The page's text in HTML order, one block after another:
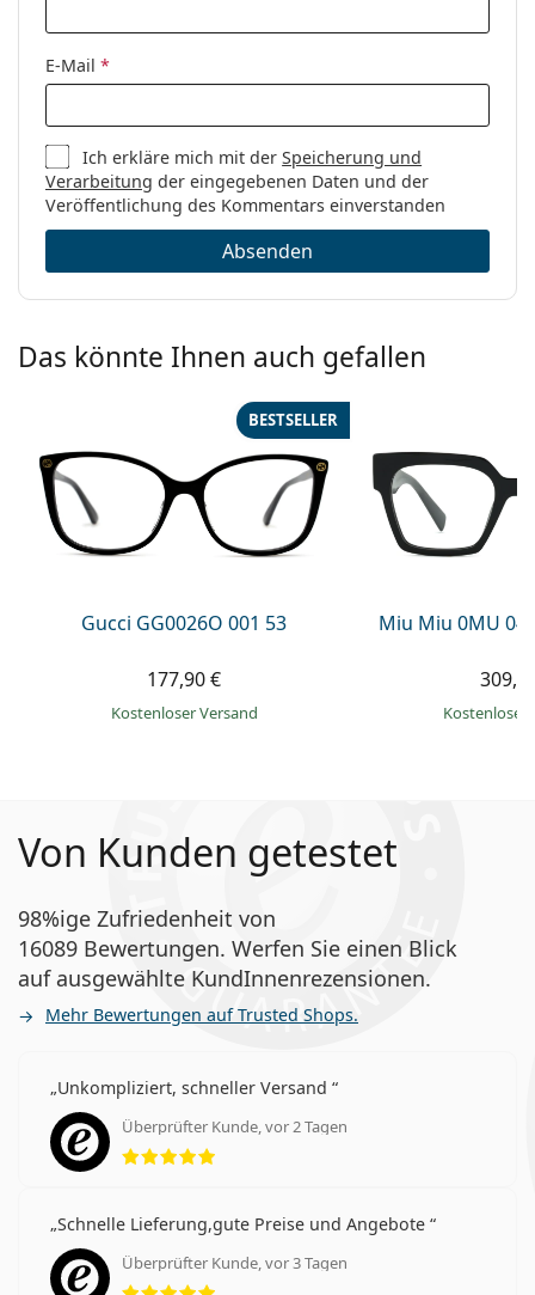
Entdecken Sie das gesamte Sortiment derBrillen, um
benötigen.
Es ist ein Medizinprodukt. Lesen Sie vor dem Gebrauch
die Anleitung.
E-Mail *
Ich erkläre mich mit derSpeicherung und
Verarbeitung der eingegebenen Daten und der
Veröffentlichung des Kommentars einverstanden
Absenden
Das könnte Ihnen auch gefallen
Gucci GG0026O 001 53
BESTSELLER
177,90 €
Kostenloser Versand
Miu Miu 0MU
Kostenloser
Von Kunden getestet
98%ige Zufriedenheit von
16089 Bewertungen. Werfen Sie einen Blick
auf ausgewählte KundInnenrezensionen.
Mehr Bewertungen auf Trusted Shops.
Unkompliziert, schneller Versand
Überprüfter Kunde, vor 2 Tagen
Bewertung 5 aus 5
Schnelle Lieferung,gute Preise und Angebote
Überprüfter Kunde, vor 3 Tagen
Bewertung 5 aus 5